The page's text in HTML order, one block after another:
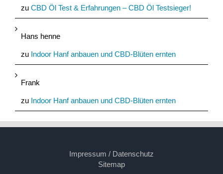
zu CBD Öl Test & Erfahrungen – CBD Öl Testsieger!
Hans henne
zu Indoor Hanf anbauen und CBD-Blüten ernten
Frank
zu Indoor Hanf anbauen und CBD-Blüten ernten
Impressum / Datenschutz
Sitemap